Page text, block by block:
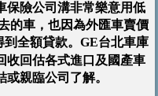
保險公司溝非常樂意用低
的車，也因為外匯車賣價
全額貸款。GE台北車庫
收回估各式進口及國產車
親臨公司了解。